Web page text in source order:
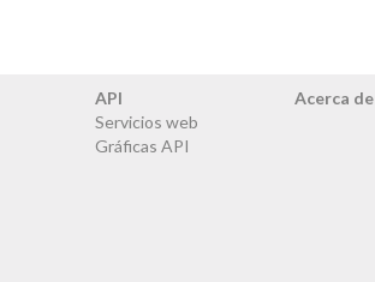
API
Servicios web
Gráficas API
Acerca de